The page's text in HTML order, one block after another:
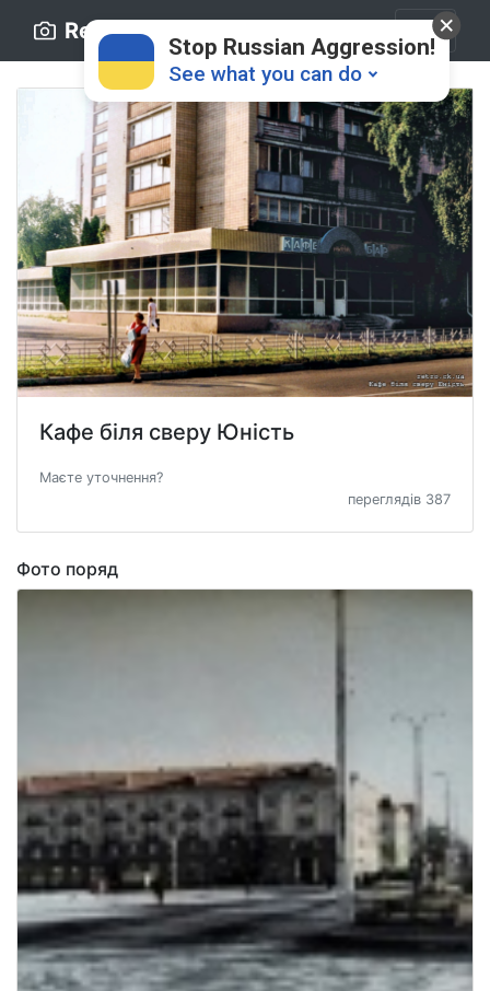
Retro.ck.ua
Кафе біля сверу Юність
Маєте уточнення?
переглядів 387
Фото поряд
Stop Russian Aggression!
See what you can do
Donate 💸
Support Ukraine ❤
Share this widget